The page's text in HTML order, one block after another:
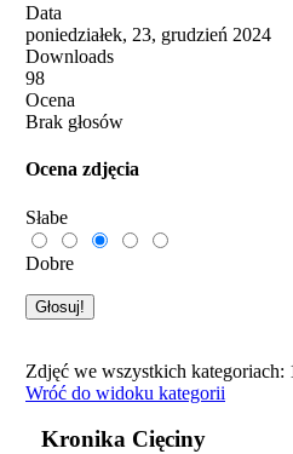
Data
poniedziałek, 23, grudzień 2024
Downloads
98
Ocena
Brak głosów
Ocena zdjęcia
Słabe
Dobre
Zdjęć we wszystkich kategoriach:
Wróć do widoku kategorii
Kronika Cięciny